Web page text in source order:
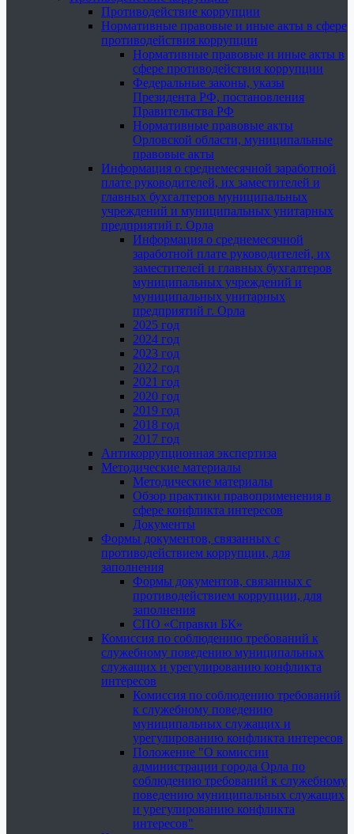
Противодействие коррупции
Нормативные правовые и иные акты в сфере
противодействия коррупции
Нормативные правовые и иные акты в
сфере противодействия коррупции
Федеральные законы, указы
Президента РФ, постановления
Правительства РФ
Нормативные правовые акты
Орловской области, муниципальные
правовые акты
Информация о среднемесячной заработной
плате руководителей, их заместителей и
главных бухгалтеров муниципальных
учреждений и муниципальных унитарных
предприятий г. Орла
Информация о среднемесячной
заработной плате руководителей, их
заместителей и главных бухгалтеров
муниципальных учреждений и
муниципальных унитарных
предприятий г. Орла
2025 год
2024 год
2023 год
2022 год
2021 год
2020 год
2019 год
2018 год
2017 год
Антикоррупционная экспертиза
Методические материалы
Методические материалы
Обзор практики правоприменения в
сфере конфликта интересов
Документы
Формы документов, связанных с
противодействием коррупции, для
заполнения
Формы документов, связанных с
противодействием коррупции, для
заполнения
СПО «Справки БК»
Комиссия по соблюдению требований к
служебному поведению муниципальных
служащих и урегулированию конфликта
интересов
Комиссия по соблюдению требований
к служебному поведению
муниципальных служащих и
урегулированию конфликта интересов
Положение "О комиссии
администрации города Орла по
соблюдению требований к служебному
поведению муниципальных служащих
и урегулированию конфликта
интересов"